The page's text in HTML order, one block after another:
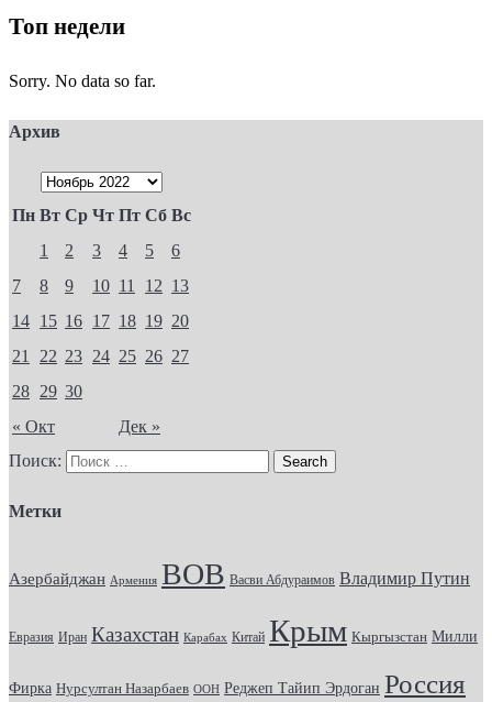
Топ недели
Sorry. No data so far.
Архив
Пн Вт Ср Чт Пт Сб Вс
« Окт Дек »
1 2 3 4 5
6
7
8 9 10 11 12 13
14 15 16 17 18 19 20
21
22 23 24 25 26 27
28 29 30
Поиск:
Метки
Азербайджан Армения ВОВ Васви Абдураимов Владимир Путин
Евразия Иран Казахстан Карабах Китай Крым Кыргызстан Милли
Фирка Нурсултан Назарбаев ООН Реджеп Тайип Эрдоган Россия